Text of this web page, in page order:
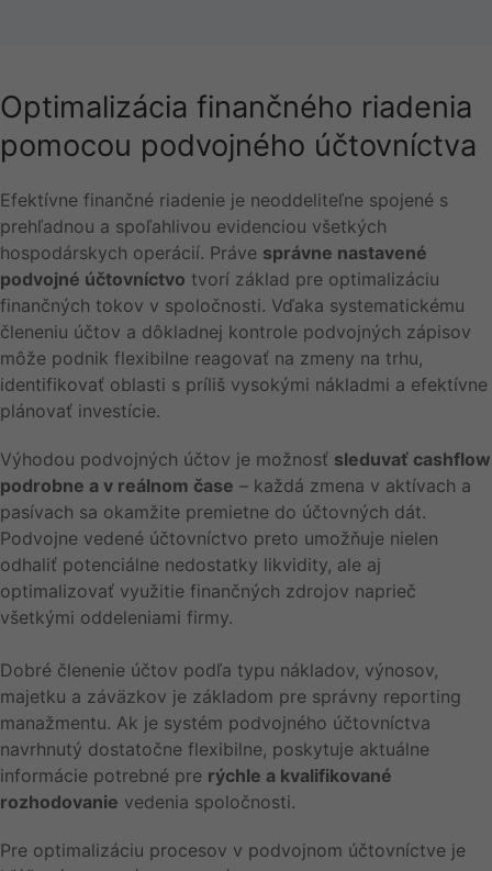
Optimalizácia finančného riadenia
pomocou podvojného účtovníctva
Efektívne finančné riadenie je neoddeliteľne spojené s
prehľadnou a spoľahlivou evidenciou všetkých
hospodárskych operácií. Práve správne nastavené
podvojné účtovníctvo tvorí základ pre optimalizáciu
finančných tokov v spoločnosti. Vďaka systematickému
členeniu účtov a dôkladnej kontrole podvojných zápisov
môže podnik flexibilne reagovať na zmeny na trhu,
identifikovať oblasti s príliš vysokými nákladmi a efektívne
plánovať investície.
Výhodou podvojných účtov je možnosť sleduvať cashflow
podrobne a v reálnom čase – každá zmena v aktívach a
pasívach sa okamžite premietne do účtovných dát.
Podvojne vedené účtovníctvo preto umožňuje nielen
odhaliť potenciálne nedostatky likvidity, ale aj
optimalizovať využitie finančných zdrojov naprieč
všetkými oddeleniami firmy.
Dobré členenie účtov podľa typu nákladov, výnosov,
majetku a záväzkov je základom pre správny reporting
manažmentu. Ak je systém podvojného účtovníctva
navrhnutý dostatočne flexibilne, poskytuje aktuálne
informácie potrebné pre rýchle a kvalifikované
rozhodovanie vedenia spoločnosti.
Pre optimalizáciu procesov v podvojnom účtovníctve je